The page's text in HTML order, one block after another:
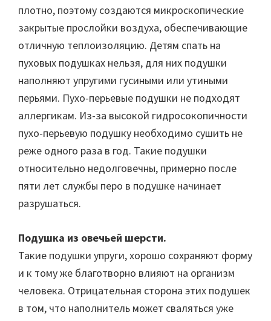
плотно, поэтому создаются микроскопические
закрытые прослойки воздуха, обеспечивающие
отличную теплоизоляцию. Детям спать на
пуховых подушках нельзя, для них подушки
наполняют упругими гусиными или утиными
перьями. Пухо-перьевые подушки не подходят
аллергикам. Из-за высокой гидросокопичности
пухо-перьевую подушку необходимо сушить не
реже одного раза в год. Такие подушки
относительно недолговечны, примерно после
пяти лет службы перо в подушке начинает
разрушаться.
Подушка из овечьей шерсти.
Такие подушки упруги, хорошо сохраняют форму
и к тому же благотворно влияют на организм
человека. Отрицательная сторона этих подушек
в том, что наполнитель может сваляться уже